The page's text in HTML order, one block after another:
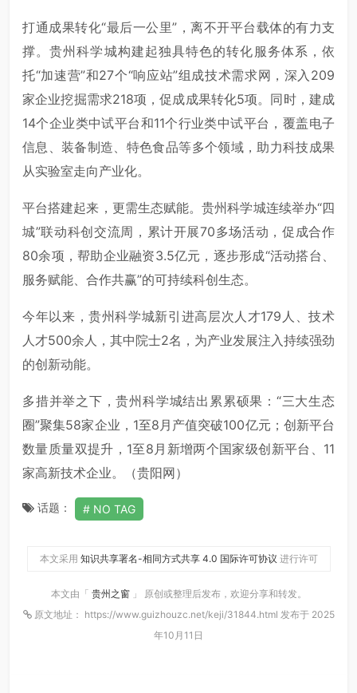
打通成果转化“最后一公里”，离不开平台载体的有力支
撑。贵州科学城构建起独具特色的转化服务体系，依
托“加速营”和27个“响应站”组成技术需求网，深入209
家企业挖掘需求218项，促成成果转化5项。同时，建成
14个企业类中试平台和11个行业类中试平台，覆盖电子
信息、装备制造、特色食品等多个领域，助力科技成果
从实验室走向产业化。
平台搭建起来，更需生态赋能。贵州科学城连续举办“四
城”联动科创交流周，累计开展70多场活动，促成合作
80余项，帮助企业融资3.5亿元，逐步形成“活动搭台、
服务赋能、合作共赢”的可持续科创生态。
今年以来，贵州科学城新引进高层次人才179人、技术
人才500余人，其中院士2名，为产业发展注入持续强劲
的创新动能。
多措并举之下，贵州科学城结出累累硕果：“三大生态
圈”聚集58家企业，1至8月产值突破100亿元；创新平台
数量质量双提升，1至8月新增两个国家级创新平台、11
家高新技术企业。（贵阳网）
话题： NO TAG
本文采用 知识共享署名-相同方式共享 4.0 国际许可协议 进行许可
本文由「 贵州之窗 」 原创或整理后发布，欢迎分享和转发。
原文地址： https://www.guizhouzc.net/keji/31844.html 发布于 2025
年10月11日